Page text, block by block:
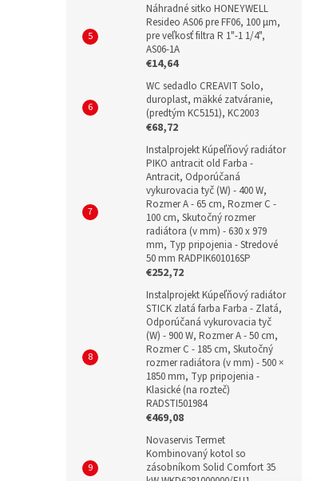
Náhradné sitko HONEYWELL
Resideo AS06 pre FF06, 100 µm,
pre veľkosť filtra R 1"-1 1/4",
AS06-1A
€14,64
WC sedadlo CREAVIT Solo,
duroplast, mäkké zatváranie,
(predtým KC5151), KC2003
€68,72
Instalprojekt Kúpeľňový radiátor
PIKO antracit old Farba -
Antracit, Odporúčaná
vykurovacia tyč (W) - 400 W,
Rozmer A - 65 cm, Rozmer C -
100 cm, Skutočný rozmer
radiátora (v mm) - 630 x 979
mm, Typ pripojenia - Stredové
50 mm RADPIK601016SP
€252,72
Instalprojekt Kúpeľňový radiátor
STICK zlatá farba Farba - Zlatá,
Odporúčaná vykurovacia tyč
(W) - 900 W, Rozmer A - 50 cm,
Rozmer C - 185 cm, Skutočný
rozmer radiátora (v mm) - 500 ×
1850 mm, Typ pripojenia -
Klasické (na rozteč)
RADSTI501984
€469,08
Novaservis Termet
Kombinovaný kotol so
zásobníkom Solid Comfort 35